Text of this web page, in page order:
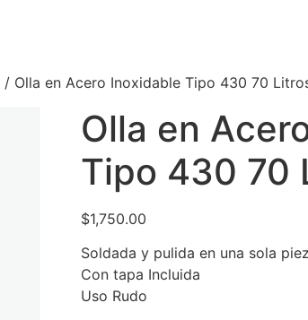
/ Olla en Acero Inoxidable Tipo 430 70
Olla en
Tipo 430 70
$1,750.00
Soldada y pulida en una sola
Con tapa Incluida
Uso Rudo